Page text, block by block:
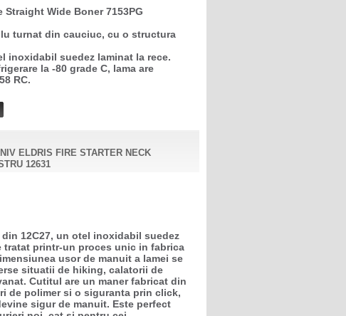
Wide Boner 7153PG
turnat din cauciuc, cu o structura
inoxidabil suedez laminat la rece.
la -80 grade C, lama are
RC.
ELDRIS FIRE STARTER NECK
12631
12C27, un otel inoxidabil suedez
tratat printr-un proces unic in fabrica
usor de manuit a lamei se
situatii de hiking, calatorii de
Cutitul are un maner fabricat din
de polimer si o siguranta prin click,
sigur de manuit. Este perfect